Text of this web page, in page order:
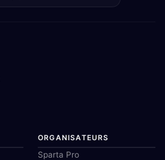
ORGANISATEURS
Sparta Pro